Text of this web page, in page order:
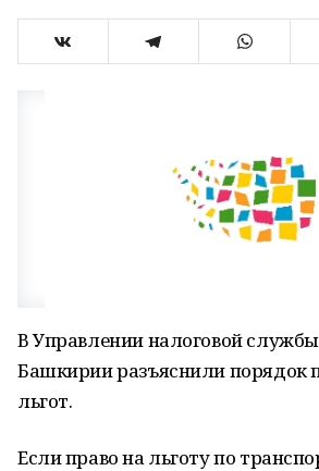
В Управлении налоговой
Башкирии разъяснили порядок
льгот.
Если право на льготу по